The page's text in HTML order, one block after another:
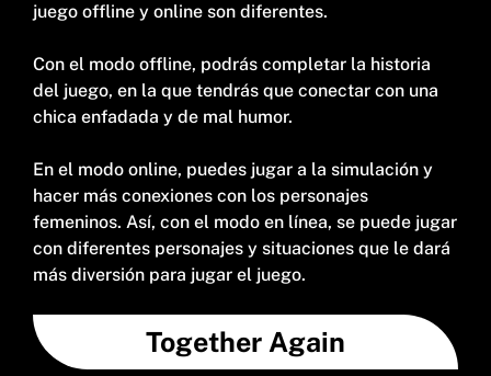
juego offline y online son diferentes.
Con el modo offline, podrás completar la historia
del juego, en la que tendrás que conectar con una
chica enfadada y de mal humor.
En el modo online, puedes jugar a la simulación y
hacer más conexiones con los personajes
femeninos. Así, con el modo en línea, se puede jugar
con diferentes personajes y situaciones que le dará
más diversión para jugar el juego.
Together Again